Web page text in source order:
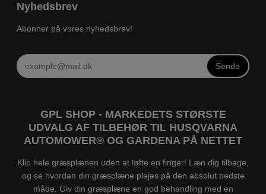
Nyhedsbrev
Abonner på vores nyhedsbrev!
Sende
GPL SHOP - MARKEDETS STØRSTE
UDVALG AF TILBEHØR TIL HUSQVARNA
AUTOMOWER® OG GARDENA PÅ NETTET
Klip hele græsplænen uden at løfte en finger! Læn dig tilbage,
og se hvordan din græsplæne plejes på den absolut bedste
måde. Giv din græsplæne en god behandling med en